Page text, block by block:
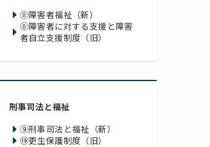
⑧障害者福祉（新）
⑧障害者に対する支援と障害
者自立支援制度（旧）
刑事司法と福祉
⑨刑事司法と福祉（新）
⑲更生保護制度（旧）